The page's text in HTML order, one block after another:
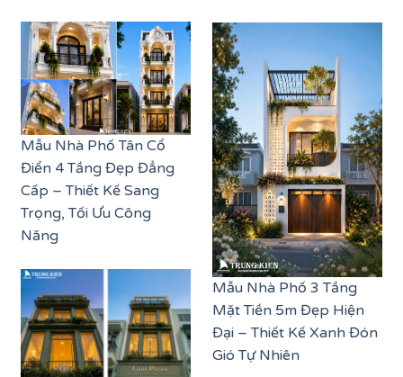
Mẫu Nhà Phố Tân Cổ
Điển 4 Tầng Đẹp Đẳng
Cấp – Thiết Kế Sang
Trọng, Tối Ưu Công
Năng
Mẫu Nhà Phố 3 Tầng
Mặt Tiền 5m Đẹp Hiện
Đại – Thiết Kế Xanh Đón
Gió Tự Nhiên